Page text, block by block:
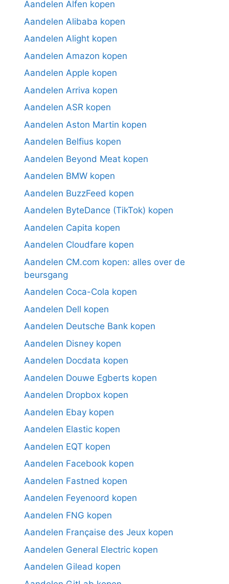
Aandelen Alfen kopen
Aandelen Alibaba kopen
Aandelen Alight kopen
Aandelen Amazon kopen
Aandelen Apple kopen
Aandelen Arriva kopen
Aandelen ASR kopen
Aandelen Aston Martin kopen
Aandelen Belfius kopen
Aandelen Beyond Meat kopen
Aandelen BMW kopen
Aandelen BuzzFeed kopen
Aandelen ByteDance (TikTok) kopen
Aandelen Capita kopen
Aandelen Cloudfare kopen
Aandelen CM.com kopen: alles over de
beursgang
Aandelen Coca-Cola kopen
Aandelen Dell kopen
Aandelen Deutsche Bank kopen
Aandelen Disney kopen
Aandelen Docdata kopen
Aandelen Douwe Egberts kopen
Aandelen Dropbox kopen
Aandelen Ebay kopen
Aandelen Elastic kopen
Aandelen EQT kopen
Aandelen Facebook kopen
Aandelen Fastned kopen
Aandelen Feyenoord kopen
Aandelen FNG kopen
Aandelen Française des Jeux kopen
Aandelen General Electric kopen
Aandelen Gilead kopen